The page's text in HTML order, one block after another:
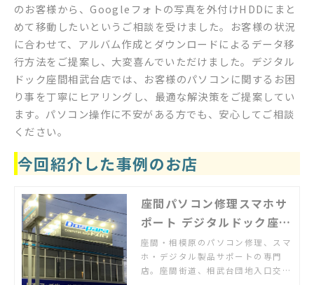
のお客様から、Googleフォトの写真を外付けHDDにまと
めて移動したいというご相談を受けました。お客様の状況
に合わせて、アルバム作成とダウンロードによるデータ移
行方法をご提案し、大変喜んでいただけました。デジタル
ドック座間相武台店では、お客様のパソコンに関するお困
り事を丁寧にヒアリングし、最適な解決策をご提案してい
ます。パソコン操作に不安がある方でも、安心してご相談
ください。
今回紹介した事例のお店
座間パソコン修理スマホサ
ポート デジタルドック座間
相武台店
座間・相模原のパソコン修理、スマ
ホ・デジタル製品サポートの専門
店。座間街道、相武台団地入口交差